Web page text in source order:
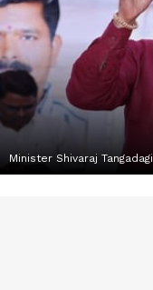
Minister Shivaraj Tangadagi